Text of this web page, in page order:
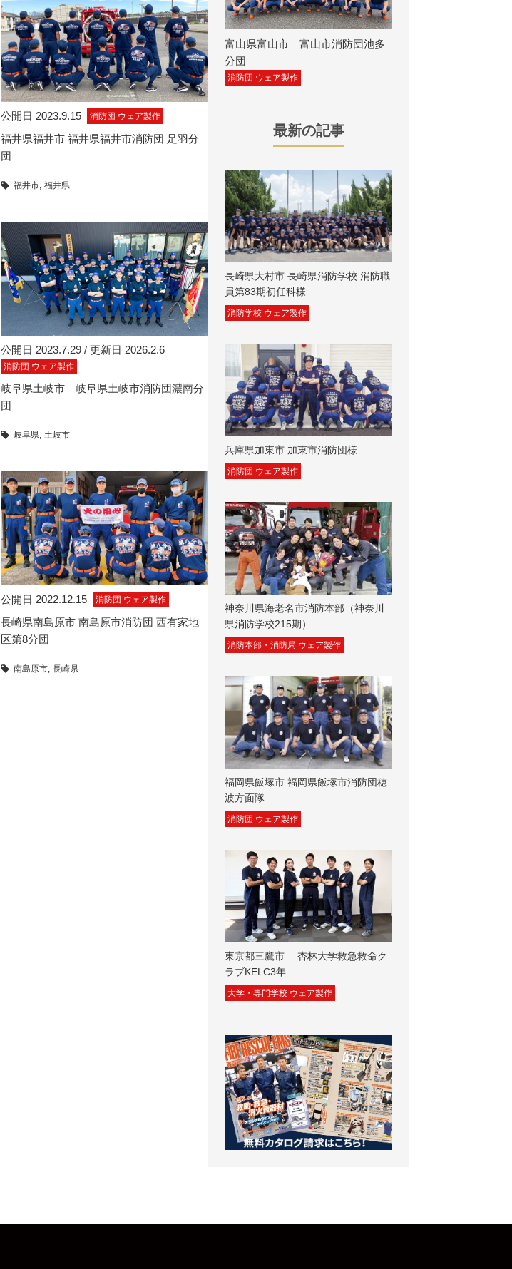
公開日 2023.9.15 消防団 ウェア製作
福井県福井市 福井県福井市消防団 足羽分
団
福井市 福井県
公開日 2023.7.29 / 更新日 2026.2.6
消防団 ウェア製作
岐阜県土岐市 岐阜県土岐市消防団濃南分
団
岐阜県 土岐市
公開日 2022.12.15 消防団 ウェア製作
長崎県南島原市 南島原市消防団 西有家地
区第8分団
南島原市 長崎県
富山県富山市 富山市消防団池多
分団
消防団 ウェア製作
最新の記事
長崎県大村市 長崎県消防学校 消防職
員第83期初任科様
消防学校 ウェア製作
兵庫県加東市 加東市消防団様
消防団 ウェア製作
神奈川県海老名市消防本部（神奈川
県消防学校215期）
消防本部・消防局 ウェア製作
福岡県飯塚市 福岡県飯塚市消防団穂
波方面隊
消防団 ウェア製作
東京都三鷹市 杏林大学救急救命ク
ラブKELC3年
大学・専門学校 ウェア製作